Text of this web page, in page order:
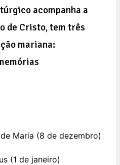
acompanha a
de Cristo, tem três
mariana:
Maria (8 de dezembro)
(1 de janeiro)